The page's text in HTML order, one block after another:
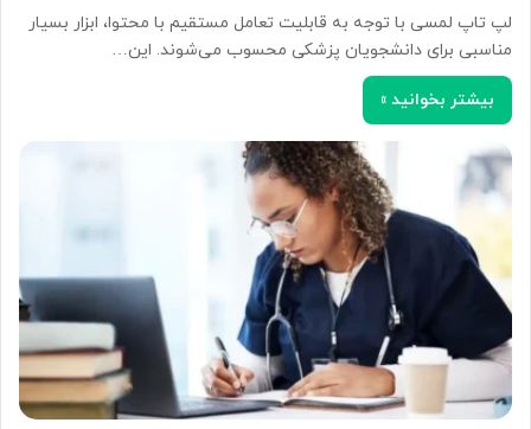
لپ تاپ لمسی با توجه به قابلیت تعامل مستقیم با محتوا، ابزار بسیار
مناسبی برای دانشجویان پزشکی محسوب می‌شوند. این…
بیشتر بخوانید »